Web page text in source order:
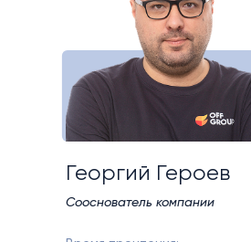
Георгий Героев
Сооснователь компании